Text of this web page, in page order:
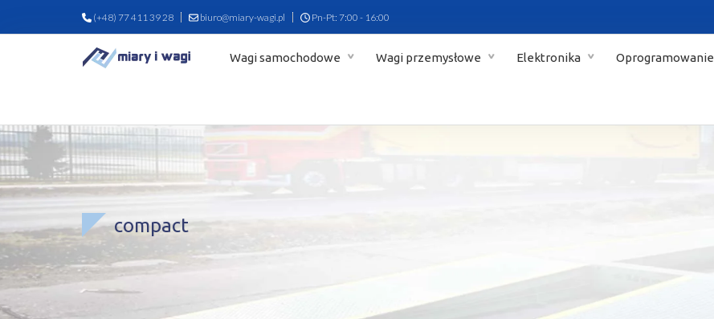
(+48) 77 411 39 28 biuro@miary-wagi.pl Pn-Pt: 7:00 - 16:00
Wagi samochodowe Wagi przemysłowe Elektronika Oprogramowanie
compact